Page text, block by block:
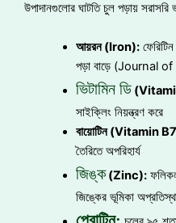
উপাদানগুলোর ঘাটতি চুল পড়ায় সরাসরি
আয়রন (Iron):
পড়া বাড়ে (Journal
ভিটামিন ডি
সাইক্লিং নিয়ন্ত্রণ করে
বায়োটিন (Vitamin
তৈরিতে অপরিহার্য
জিঙ্ক(Zinc):ফলিকল
জিঙ্কের ভূমিকা
প্রোটিন: